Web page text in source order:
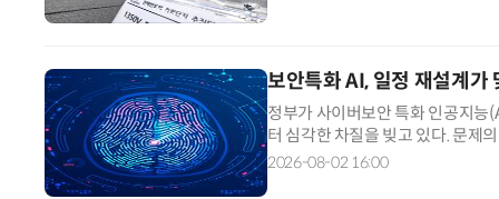
보안특화 AI, 일정 재설계가
정부가 사이버보안 특화 인공지능
터 심각한 차질을 빚고 있다. 문제
가 전혀 치밀하지 못했다는 점에
2026-08-02 16:00